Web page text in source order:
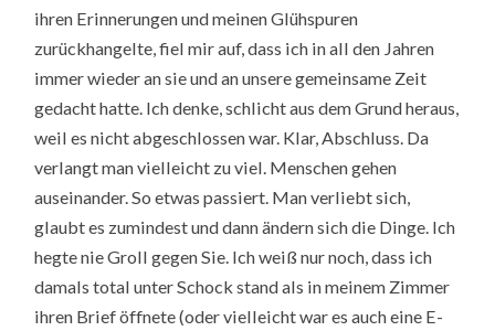
ihren Erinnerungen und meinen Glühspuren
zurückhangelte, fiel mir auf, dass ich in all den Jahren
immer wieder an sie und an unsere gemeinsame Zeit
gedacht hatte. Ich denke, schlicht aus dem Grund heraus,
weil es nicht abgeschlossen war. Klar, Abschluss. Da
verlangt man vielleicht zu viel. Menschen gehen
auseinander. So etwas passiert. Man verliebt sich,
glaubt es zumindest und dann ändern sich die Dinge. Ich
hegte nie Groll gegen Sie. Ich weiß nur noch, dass ich
damals total unter Schock stand als in meinem Zimmer
ihren Brief öffnete (oder vielleicht war es auch eine E-